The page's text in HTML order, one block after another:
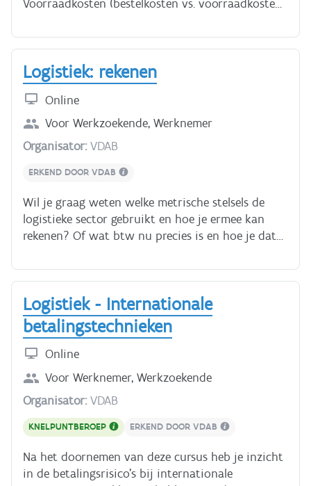
Voorraadkosten (bestelkosten vs. voorraadkosten)
voorraad) - Forecasting (dynamische
voorraadbeheer, voorspellingen) Je hebt ongeveer
3 uur nodig voor deze cursus.
Logistiek: rekenen
Online
Voor Werkzoekende, Werknemer
Organisator:VDAB
ERKEND DOOR VDAB
Wil je graag weten welke metrische stelsels de
logistieke sector gebruikt en hoe je ermee kan
rekenen? Of wat btw nu precies is en hoe je dat
rekenvaardigheden die heel belangrijk zijn in een
nationale en internationale logistieke context. Je
leert welke btw tarieven je moet hanteren en
welke verschillende kortingen je kan geven. Deze
onderwerpen komen aan bod: - Welke metrische
stelsels zijn er? - Hoe reken je met de verschillende
reken je ermee? - Wat is btw en hoe kan je btw en
factuurbedragen berekenen? Je hebt ongeveer 3
uur nodig voor deze cursus.
Logistiek - Internationale
betalingstechnieken
Online
Voor Werknemer, Werkzoekende
Organisator:VDAB
KNELPUNTBEROEP ERKEND DOOR VDAB
Na het doornemen van deze cursus heb je inzicht
in de betalingsrisico's bij internationale